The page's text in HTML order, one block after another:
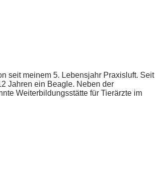
seit meinem 5. Lebensjahr Praxisluft. Seit
Jahren ein Beagle. Neben der
Weiterbildungsstätte für Tierärzte im